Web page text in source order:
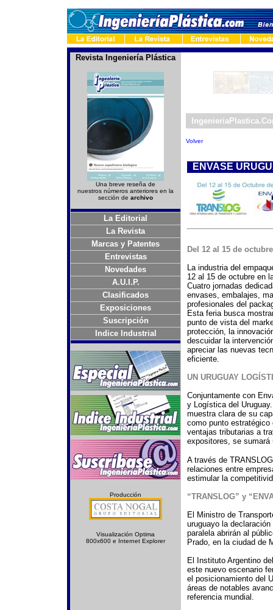
Revista Ingeniería Plástica
Una breve reseña de
nuestros números anteriores en la
sección de archivo
La Editorial
La Revista
Marcas y Patentes
Entrevistas
Novedades
A.U.I.P.
Clasificados
Exposiciones
Suscripción
Indice Industrial
Producción
Visualización Optima
800x600 e Internet Explorer
Volver
ENVASE
Del 12 al 15 de
La industria del
12 al 15 de octubre en
Cuatro jornadas
envases, embalajes,
profesionales del
Esta feria busca
punto de vista del
protección, la
descuidar la
apreciar las nuevas
eficiente.
UN URUGUAY
Conjuntamente con
y Logística del
muestra clara de su
como punto
ventajas tributarias a
expositores, se
A través de
relaciones entre
estimular la
“TRANSLOG” y
El Ministro de
uruguayo la
paralela abrirán al
Prado, en la ciudad de
El Instituto Argentino
este nuevo escenario
el posicionamiento del
áreas de notables
referencia mundial.